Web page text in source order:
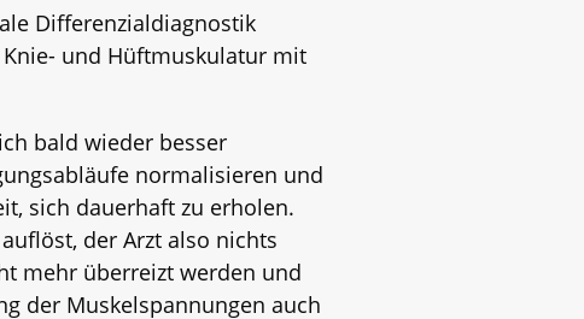
Differenzialdiagnostik
und Hüftmuskulatur mit
bald wieder besser
normalisieren und
sich dauerhaft zu erholen.
der Arzt also nichts
mehr überreizt werden und
der Muskelspannungen auch